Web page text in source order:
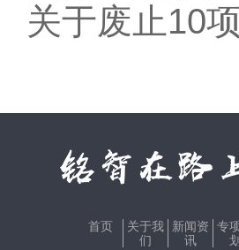
关于废止10
首页
关于我
们
新闻资
讯
专
划